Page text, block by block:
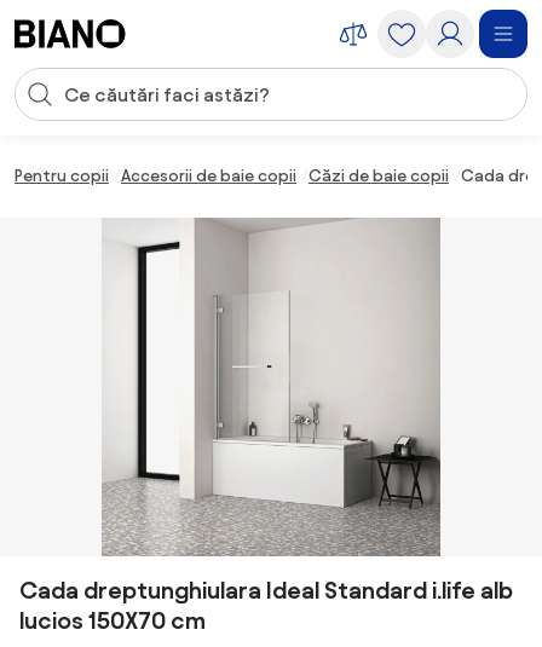
Introducerea căutării
Pentru copii Accesorii de baie copii Căzi de baie copii Cada
Cada dreptunghiulara Ideal Standard i.life alb
lucios 150X70 cm